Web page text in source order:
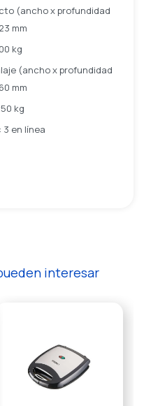
(ancho x profundidad
mm
kg
(ancho x profundidad
mm
kg
en línea
interesar